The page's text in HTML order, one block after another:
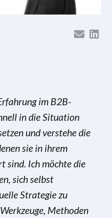
im B2B-
in die Situation
und verstehe die
sie in ihrem
sind. Ich möchte die
sich selbst
Strategie zu
Methoden